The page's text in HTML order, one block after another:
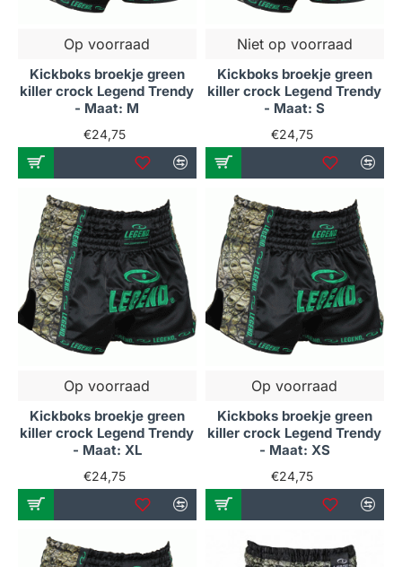
Op voorraad
Kickboks broekje green
killer crock Legend Trendy
- Maat: M
€24,75
Niet op voorraad
Kickboks broekje green
killer crock Legend Trendy
- Maat: S
€24,75
Op voorraad
Kickboks broekje green
killer crock Legend Trendy
- Maat: XL
€24,75
Op voorraad
Kickboks broekje green
killer crock Legend Trendy
- Maat: XS
€24,75